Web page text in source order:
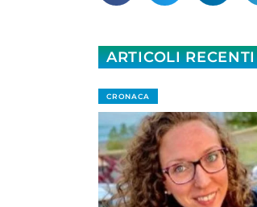
ARTICOLI RECENTI
CRONACA